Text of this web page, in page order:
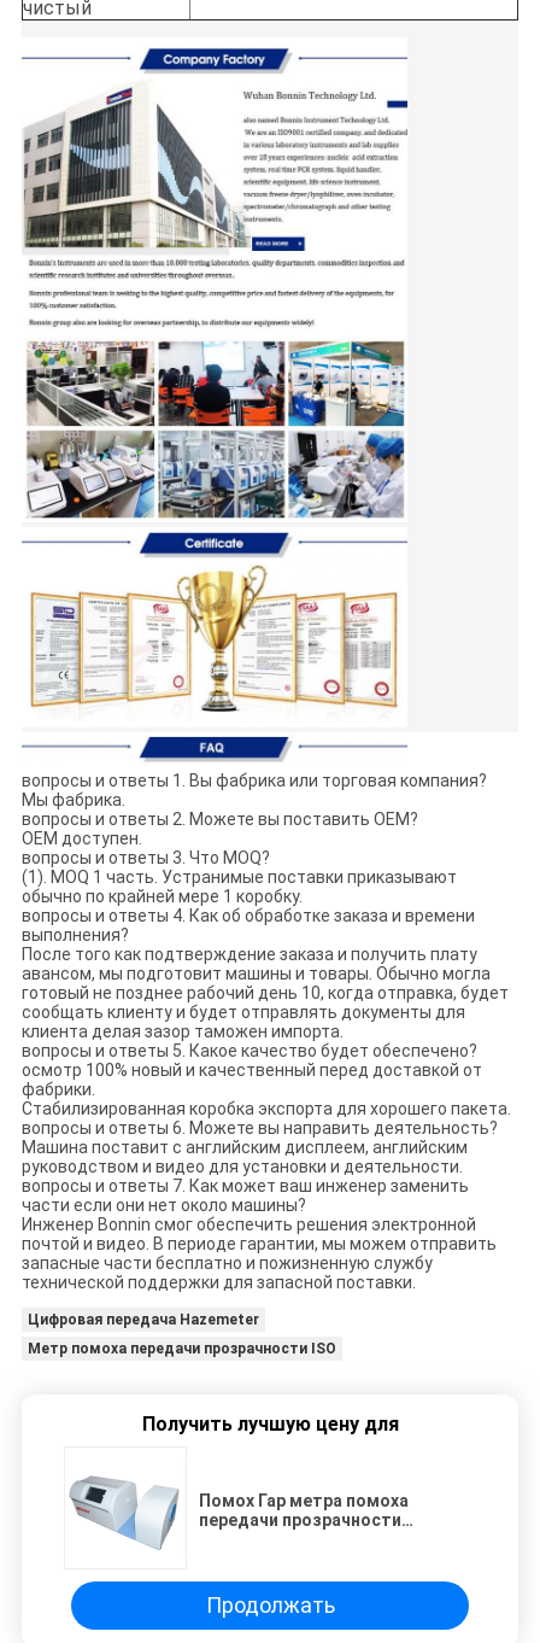
чистый
вопросы и ответы 1. Вы фабрика или торговая компания?
Мы фабрика.
вопросы и ответы 2. Можете вы поставить OEM?
OEM доступен.
вопросы и ответы 3. Что MOQ?
(1). MOQ 1 часть. Устранимые поставки приказывают
обычно по крайней мере 1 коробку.
вопросы и ответы 4. Как об обработке заказа и времени
выполнения?
После того как подтверждение заказа и получить плату
авансом, мы подготовит машины и товары. Обычно могла
готовый не позднее рабочий день 10, когда отправка, будет
сообщать клиенту и будет отправлять документы для
клиента делая зазор таможен импорта.
вопросы и ответы 5. Какое качество будет обеспечено?
осмотр 100% новый и качественный перед доставкой от
фабрики.
Стабилизированная коробка экспорта для хорошего пакета.
вопросы и ответы 6. Можете вы направить деятельность?
Машина поставит с английским дисплеем, английским
руководством и видео для установки и деятельности.
вопросы и ответы 7. Как может ваш инженер заменить
части если они нет около машины?
Инженер Bonnin смог обеспечить решения электронной
почтой и видео. В периоде гарантии, мы можем отправить
запасные части бесплатно и пожизненную службу
технической поддержки для запасной поставки.
Цифровая передача Hazemeter
Метр помоха передачи прозрачности ISO
Получить лучшую цену для
Помох Гар метра помоха
передачи прозрачности
Продолжать